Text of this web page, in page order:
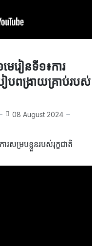
េរៀនទី​១៖ការ
ៀបពង្រាយគ្រាប់របស់
08 August 2024
រសម្របខ្លួនរបស់រុក្ខជាតិ​